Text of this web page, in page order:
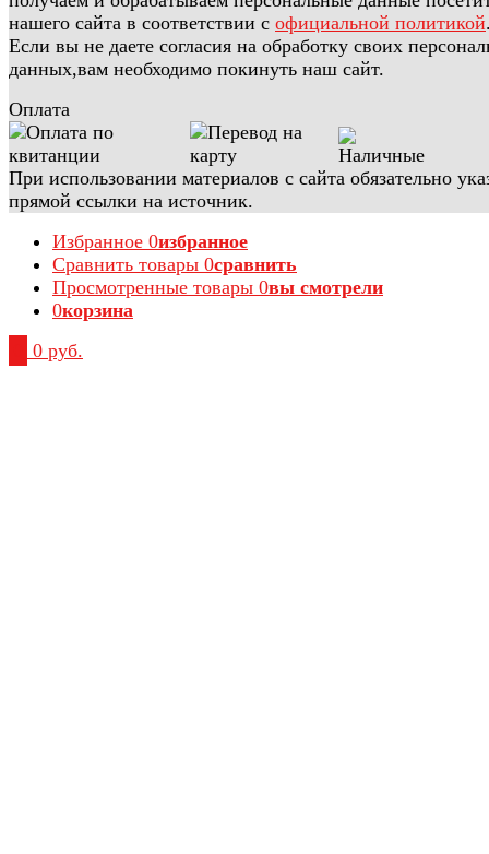
нашего сайта в соответствии с официальной политикой
Если вы не даете согласия на обработку своих
данных,вам необходимо покинуть наш сайт.
Оплата
При использовании материалов с сайта обязательно
прямой ссылки на источник.
Избранное 0избранное
Сравнить товары 0сравнить
Просмотренные товары 0вы смотрели
0корзина
0 руб.